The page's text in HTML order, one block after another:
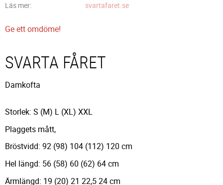
Läs mer
svartafaret.se
Ge ett omdöme!
SVARTA FÅRET
Damkofta
Storlek: S (M) L (XL) XXL
Plaggets mått,
Bröstvidd: 92 (98) 104 (112) 120 cm
Hel längd: 56 (58) 60 (62) 64 cm
Ärmlängd: 19 (20) 21 22,5 24 cm